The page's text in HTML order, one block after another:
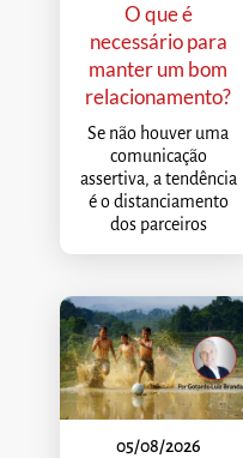
O que é
necessário para
manter um bom
relacionamento?
Se não houver uma
comunicação
assertiva, a tendência
é o distanciamento
dos parceiros
05/08/2026